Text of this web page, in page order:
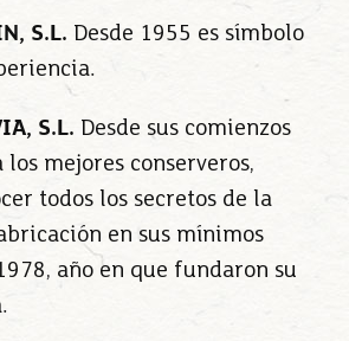
S.L. Desde 1955 es símbolo
S.L. Desde sus comienzos
mejores conserveros,
todos los secretos de la
en sus mínimos
año en que fundaron su